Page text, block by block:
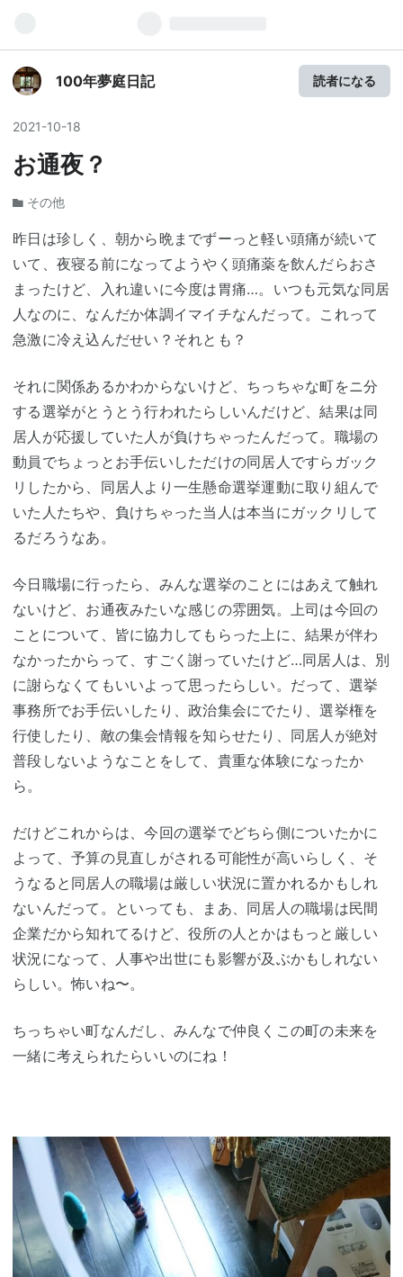
100年夢庭日記 読者になる
2021-10-18
お通夜？
その他
昨日は珍しく、朝から晩までずーっと軽い頭痛が続いて
いて、夜寝る前になってようやく頭痛薬を飲んだらおさ
まったけど、入れ違いに今度は胃痛…。いつも元気な同居
人なのに、なんだか体調イマイチなんだって。これって
急激に冷え込んだせい？それとも？
それに関係あるかわからないけど、ちっちゃな町をニ分
する選挙がとうとう行われたらしいんだけど、結果は同
居人が応援していた人が負けちゃったんだって。職場の
動員でちょっとお手伝いしただけの同居人ですらガック
リしたから、同居人より一生懸命選挙運動に取り組んで
いた人たちや、負けちゃった当人は本当にガックリして
るだろうなあ。
今日職場に行ったら、みんな選挙のことにはあえて触れ
ないけど、お通夜みたいな感じの雰囲気。上司は今回の
ことについて、皆に協力してもらった上に、結果が伴わ
なかったからって、すごく謝っていたけど…同居人は、別
に謝らなくてもいいよって思ったらしい。だって、選挙
事務所でお手伝いしたり、政治集会にでたり、選挙権を
行使したり、敵の集会情報を知らせたり、同居人が絶対
普段しないようなことをして、貴重な体験になったか
ら。
だけどこれからは、今回の選挙でどちら側についたかに
よって、予算の見直しがされる可能性が高いらしく、そ
うなると同居人の職場は厳しい状況に置かれるかもしれ
ないんだって。といっても、まあ、同居人の職場は民間
企業だから知れてるけど、役所の人とかはもっと厳しい
状況になって、人事や出世にも影響が及ぶかもしれない
らしい。怖いね〜。
ちっちゃい町なんだし、みんなで仲良くこの町の未来を
一緒に考えられたらいいのにね！